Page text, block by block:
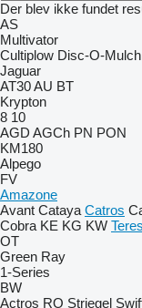
Der blev ikke fundet
AS
Multivator
Cultiplow Disc-O-Mulch
Jaguar
AT30AU BT
Krypton
8 10
AGD AGCh PN PON
KM180
Alpego
FV
Amazone
Avant Cataya Catros
Cobra KE KG KW Teres
OT
Green Ray
1-Series
BW
Actros RO Striegel